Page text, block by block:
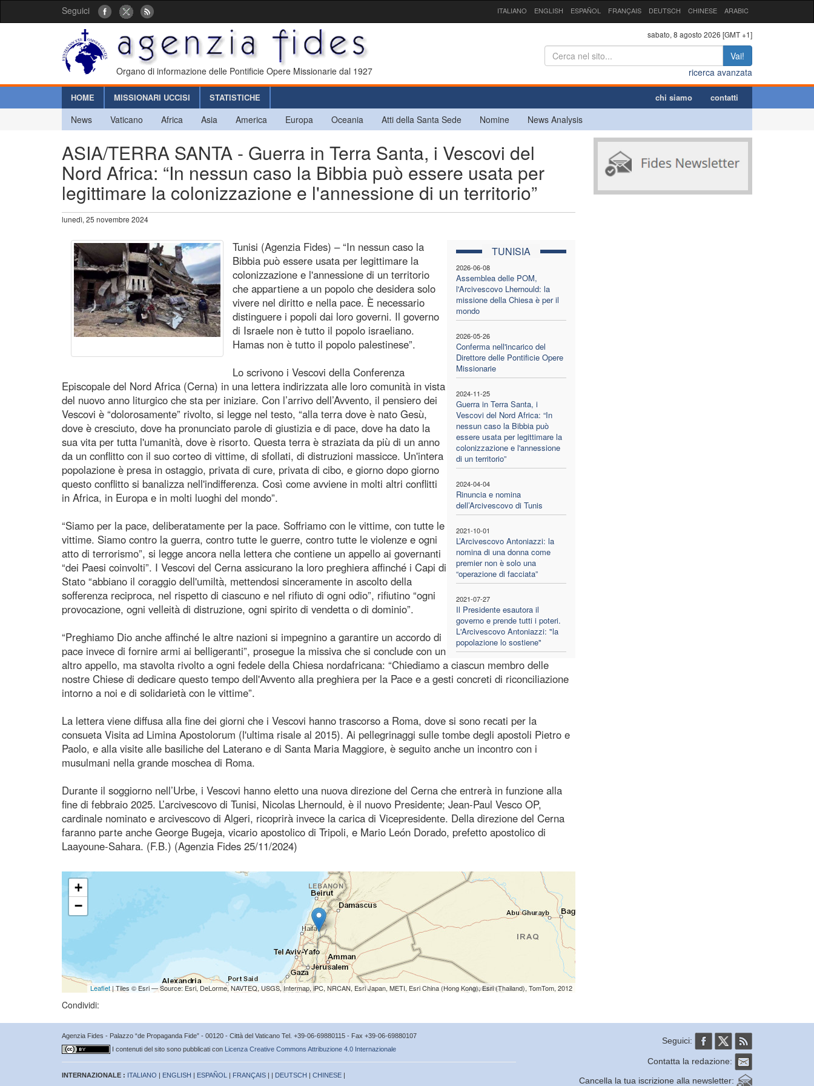
Seguici ITALIANO ENGLISH ESPAÑOL FRANÇAIS DEUTSCH CHINESE ARABIC
Organo di informazione delle Pontificie Opere Missionarie dal 1927
sabato, 8 agosto 2026 [GMT +1]
Vai!
ricerca avanzata
HOME MISSIONARI UCCISI STATISTICHE chi siamo contatti
News Vaticano Africa Asia America Europa Oceania Atti della Santa Sede Nomine News Analysis
ASIA/TERRA SANTA - Guerra in Terra Santa, i Vescovi del
Nord Africa: “In nessun caso la Bibbia può essere usata per
legittimare la colonizzazione e l'annessione di un territorio”
lunedì, 25 novembre 2024
TUNISIA
2026-06-08
Assemblea delle POM,
l'Arcivescovo Lhernould: la
missione della Chiesa è per il
mondo
2026-05-26
Conferma nell'incarico del
Direttore delle Pontificie Opere
Missionarie
2024-11-25
Guerra in Terra Santa, i
Vescovi del Nord Africa: “In
nessun caso la Bibbia può
essere usata per legittimare la
colonizzazione e l'annessione
di un territorio”
2024-04-04
Rinuncia e nomina
dell’Arcivescovo di Tunis
2021-10-01
L’Arcivescovo Antoniazzi: la
nomina di una donna come
premier non è solo una
“operazione di facciata”
2021-07-27
Il Presidente esautora il
governo e prende tutti i poteri.
L'Arcivescovo Antoniazzi: "la
popolazione lo sostiene"
Tunisi (Agenzia Fides) – “In nessun caso la
Bibbia può essere usata per legittimare la
colonizzazione e l'annessione di un territorio
che appartiene a un popolo che desidera solo
vivere nel diritto e nella pace. È necessario
distinguere i popoli dai loro governi. Il governo
di Israele non è tutto il popolo israeliano.
Hamas non è tutto il popolo palestinese”.
Lo scrivono i Vescovi della Conferenza
Episcopale del Nord Africa (Cerna) in una lettera indirizzata alle loro comunità in vista
del nuovo anno liturgico che sta per iniziare. Con l’arrivo dell’Avvento, il pensiero dei
Vescovi è “dolorosamente” rivolto, si legge nel testo, “alla terra dove è nato Gesù,
dove è cresciuto, dove ha pronunciato parole di giustizia e di pace, dove ha dato la
sua vita per tutta l'umanità, dove è risorto. Questa terra è straziata da più di un anno
da un conflitto con il suo corteo di vittime, di sfollati, di distruzioni massicce. Un'intera
popolazione è presa in ostaggio, privata di cure, privata di cibo, e giorno dopo giorno
questo conflitto si banalizza nell'indifferenza. Così come avviene in molti altri conflitti
in Africa, in Europa e in molti luoghi del mondo”.
“Siamo per la pace, deliberatamente per la pace. Soffriamo con le vittime, con tutte le
vittime. Siamo contro la guerra, contro tutte le guerre, contro tutte le violenze e ogni
atto di terrorismo”, si legge ancora nella lettera che contiene un appello ai governanti
“dei Paesi coinvolti”. I Vescovi del Cerna assicurano la loro preghiera affinché i Capi di
Stato “abbiano il coraggio dell'umiltà, mettendosi sinceramente in ascolto della
sofferenza reciproca, nel rispetto di ciascuno e nel rifiuto di ogni odio”, rifiutino “ogni
provocazione, ogni velleità di distruzione, ogni spirito di vendetta o di dominio”.
“Preghiamo Dio anche affinché le altre nazioni si impegnino a garantire un accordo di
pace invece di fornire armi ai belligeranti”, prosegue la missiva che si conclude con un
altro appello, ma stavolta rivolto a ogni fedele della Chiesa nordafricana: “Chiediamo a ciascun membro delle
nostre Chiese di dedicare questo tempo dell'Avvento alla preghiera per la Pace e a gesti concreti di riconciliazione
intorno a noi e di solidarietà con le vittime”.
La lettera viene diffusa alla fine dei giorni che i Vescovi hanno trascorso a Roma, dove si sono recati per la
consueta Visita ad Limina Apostolorum (l'ultima risale al 2015). Ai pellegrinaggi sulle tombe degli apostoli Pietro e
Paolo, e alla visite alle basiliche del Laterano e di Santa Maria Maggiore, è seguito anche un incontro con i
musulmani nella grande moschea di Roma.
Durante il soggiorno nell’Urbe, i Vescovi hanno eletto una nuova direzione del Cerna che entrerà in funzione alla
fine di febbraio 2025. L’arcivescovo di Tunisi, Nicolas Lhernould, è il nuovo Presidente; Jean-Paul Vesco OP,
cardinale nominato e arcivescovo di Algeri, ricoprirà invece la carica di Vicepresidente. Della direzione del Cerna
faranno parte anche George Bugeja, vicario apostolico di Tripoli, e Mario León Dorado, prefetto apostolico di
Laayoune-Sahara. (F.B.) (Agenzia Fides 25/11/2024)
+
−
Leaflet| Tiles © Esri — Source: Esri, DeLorme, NAVTEQ, USGS, Intermap, iPC, NRCAN, Esri Japan, METI, Esri China (Hong Kong), Esri (Thailand), TomTom, 2012
Condividi:
Agenzia Fides - Palazzo “de Propaganda Fide” - 00120 - Città del Vaticano Tel. +39-06-69880115 - Fax +39-06-69880107
I contenuti del sito sono pubblicati con Licenza Creative Commons Attribuzione 4.0 Internazionale
INTERNAZIONALE : ITALIANO | ENGLISH | ESPAÑOL | FRANÇAIS | | DEUTSCH | CHINESE |
Seguici:
Contatta la redazione:
Cancella la tua iscrizione alla newsletter: